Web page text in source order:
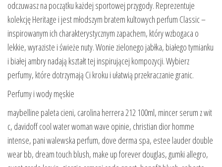
odczuwasz na początku każdej sportowej przygody. Reprezentuje
kolekcję Heritage i jest młodszym bratem kultowych perfum Classic –
inspirowanym ich charakterystycznym zapachem, który wzbogaca o
lekkie, wyraziste i świeże nuty. Wonie zielonego jabłka, białego tymianku
i białej ambry nadają kształt tej inspirującej kompozycji. Wybierz
perfumy, które dotrzymają Ci kroku i ułatwią przekraczanie granic.
Perfumy i wody męskie
maybelline paleta cieni, carolina herrera 212 100ml, mincer serum z wit
c, davidoff cool water woman wave opinie, christian dior homme
intense, pani walewska perfum, dove derma spa, estee lauder double
wear bb, dream touch blush, make up forever douglas, gumki allegro,